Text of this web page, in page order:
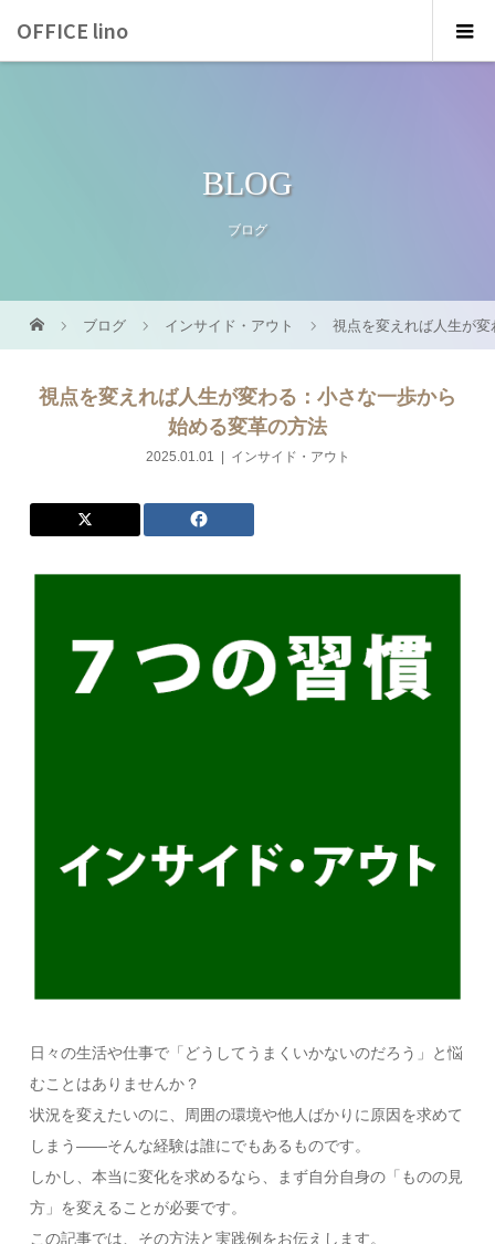
OFFICE lino
BLOG
ブログ
ブログ インサイド・アウト 視点を変えれば人生が
視点を変えれば人生が変わる：小さな一歩から
始める変革の方法
2025.01.01 インサイド・アウト
日々の生活や仕事で「どうしてうまくいかないのだろう」と悩
むことはありませんか？
状況を変えたいのに、周囲の環境や他人ばかりに原因を求めて
しまう――そんな経験は誰にでもあるものです。
しかし、本当に変化を求めるなら、まず自分自身の「ものの見
方」を変えることが必要です。
この記事では、その方法と実践例をお伝えします。